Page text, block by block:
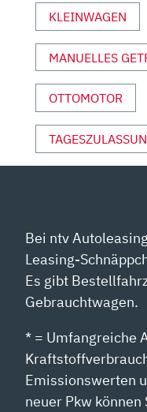
VON
YOUTUBE
ANZEIGEN
KLEINWAGEN
MANUELLES
OTTOMOTOR
Bei ntv
Leasing-
Es gibt
Gebrauchtwagen.
* = Umfangreiche
Emissionswerten
neuer Pkw